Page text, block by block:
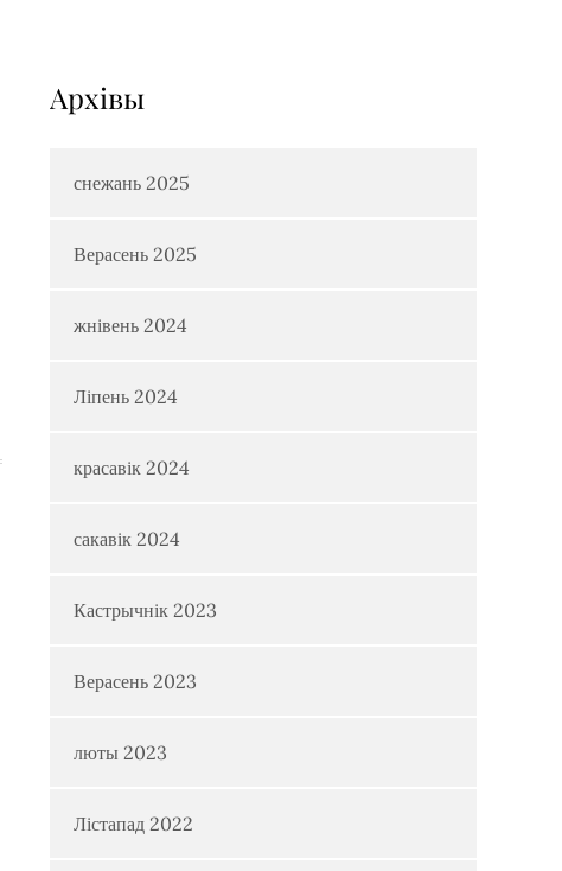
Архiвы
снежань 2025
Верасень 2025
жнівень 2024
Ліпень 2024
красавік 2024
сакавік 2024
Кастрычнік 2023
Верасень 2023
люты 2023
Лістапад 2022